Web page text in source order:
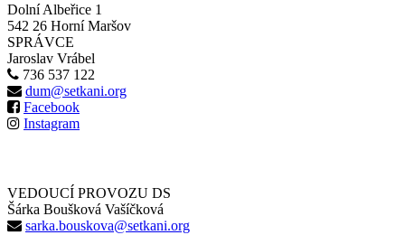
Dolní Albeřice 1
542 26 Horní Maršov
SPRÁVCE
Jaroslav Vrábel
736 537 122
dum@setkani.org
Facebook
Instagram
VEDOUCÍ PROVOZU DS
Šárka Boušková Vašíčková
sarka.bouskova@setkani.org